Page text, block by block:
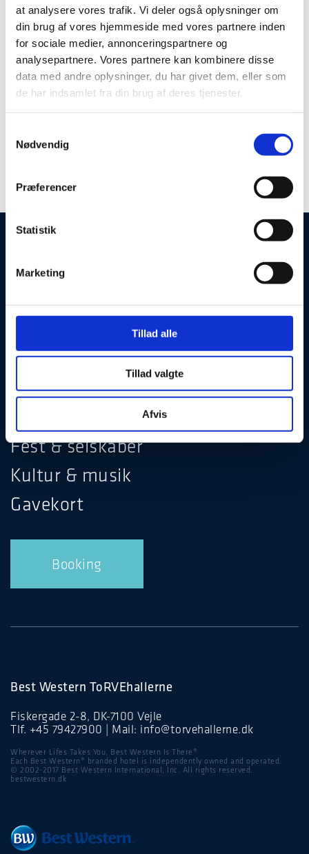
at analysere vores trafik. Vi deler også oplysninger om
din brug af vores hjemmeside med vores partnere inden
for sociale medier, annonceringspartnere og
analysepartnere. Vores partnere kan kombinere disse
data med andre oplysninger, du har givet dem, eller som
de har indsamlet fra din brug af deres tjenester.
Nødvendig
Præferencer
Statistik
Marketing
Tillad alle
Tillad valgte
Afvis
Fra kl. 21.00 spiller DJ Frederik Fiehn de nyeste
loungetoner og remixes. Musikken og lyset ændres og
lokalet transformeres fra aftenrestaurant til
cocktaillounge med stjerner på himlen. Gæsterne
fascineres af loungens betagende design, de 600 kvm.
glasloft, de rå murstens vægge, unikke azobe
plankeborde og skønne sofamiljøer. Stemningen er
Se mere på megalounge.dk
Hotel & ophold
Møde & konference
Restaurant & bar
Fest & selskaber
Kultur & musik
Gavekort
Booking
Best Western ToRVEhallerne
Fiskergade 2-8, DK-7100 Vejle
Tlf. +45 79427900 | Mail: info@torvehallerne.dk
Wherever Lifes Takes You, Best Western Is There®
Each Best Western® branded hotel is independently owned and operated.
© 2002-2017 Best Western International, Inc. All rights reserved.
bestwestern.dk